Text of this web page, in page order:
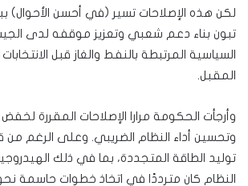
لكن هذه الإصلاحات تسير (في أحسن الأحوال)
تبون بناء دعم شعبي وتعزيز موقفه لدى
السياسية المرتبطة بالنفط والغاز قبل
المقبل.
وأرجأت الحكومة مرارا الإصلاحات المقررة
وتحسين أداء النظام الضريبي. وعلى الرغم من
توليد الطاقة المتجددة، بما في ذلك الهيدروجين
النظام كان مترددًا في اتخاذ خطوات حاسمة